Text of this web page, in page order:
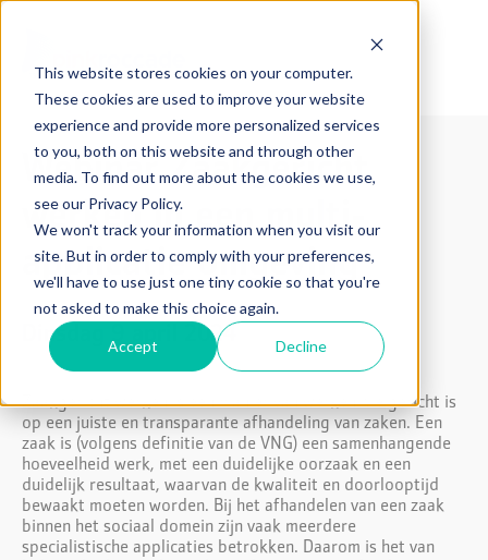
This website stores cookies on your computer.
These cookies are used to improve your website
experience and provide more personalized services
to you, both on this website and through other
media. To find out more about the cookies we use,
see our Privacy Policy.
We won't track your information when you visit our
site. But in order to comply with your preferences,
we'll have to use just one tiny cookie so that you're
not asked to make this choice again.
Accept Decline
Webinar Zaakgericht
werken in een multi-
applicatie omgeving
Dinsdag 9 april 2024
Zaakgericht werken is een manier van werken die gericht is
op een juiste en transparante afhandeling van zaken. Een
zaak is (volgens definitie van de VNG) een samenhangende
hoeveelheid werk, met een duidelijke oorzaak en een
duidelijk resultaat, waarvan de kwaliteit en doorlooptijd
bewaakt moeten worden. Bij het afhandelen van een zaak
binnen het sociaal domein zijn vaak meerdere
specialistische applicaties betrokken. Daarom is het van